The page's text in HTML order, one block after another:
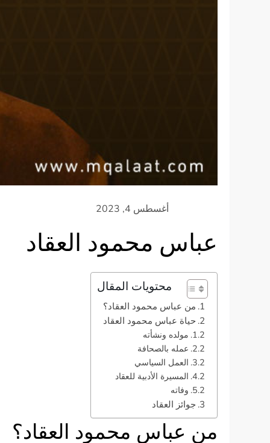
عباس محمود العقاد
محتويات المقال
من عباس محمود العقاد؟
حياة عباس محمود العقاد
مولده ونشأته
عمله بالصحافة
العمل السياسي
المسيرة الأدبية للعقاد
وفاته
جوائز العقاد
من عباس محمود العقاد؟